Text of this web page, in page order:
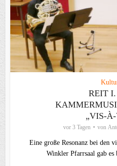
REIT I.
„VIS-
vor 3 Tagen von
Eine große Resonanz bei den
Winkler Pfarrsaal gab